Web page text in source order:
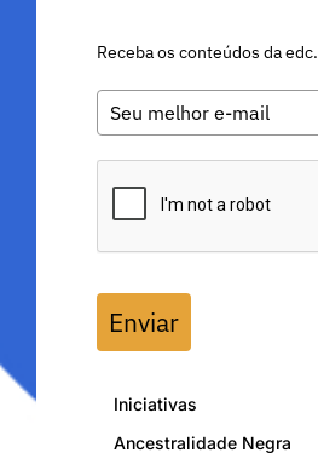
Receba os conteúdos da edc.
Enviar
Iniciativas
Ancestralidade Negra